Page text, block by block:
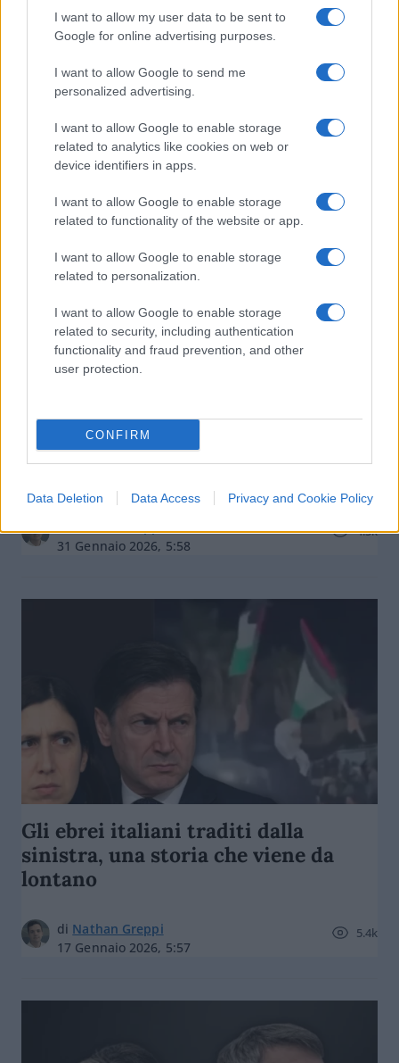
I want to allow my user data to be sent to
Google for online advertising purposes.
I want to allow Google to send me
personalized advertising.
I want to allow Google to enable storage
related to analytics like cookies on web or
device identifiers in apps.
I want to allow Google to enable storage
related to functionality of the website or app.
I want to allow Google to enable storage
related to personalization.
I want to allow Google to enable storage
related to security, including authentication
functionality and fraud prevention, and other
user protection.
CONFIRM
Data Deletion Data Access Privacy and Cookie Policy
Indovinate chi è il nemico
dell’umanità e di Francesca
Albanese?
diMarco Taradash
13 Febbraio 2026, 18:00
Anche nel Giorno della Memoria i
diNathan Greppi
31 Gennaio 2026, 5:58
4.5k
Gli ebrei italiani traditi dalla
sinistra, una storia che viene da
lontano
di Nathan Greppi
17 Gennaio 2026, 5:57
5.4k